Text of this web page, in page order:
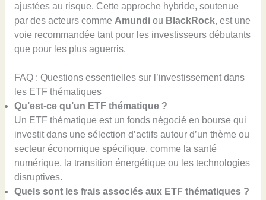
ajustées au risque. Cette approche hybride, soutenue
par des acteurs comme Amundiou BlackRock, est une
voie recommandée tant pour les investisseurs débutants
que pour les plus aguerris.
FAQ : Questions essentielles sur l’investissement dans
les ETF thématiques
Qu’est-ce qu’un ETF thématique ?
Un ETF thématique est un fonds négocié en bourse qui
investit dans une sélection d’actifs autour d’un thème ou
secteur économique spécifique, comme la santé
numérique, la transition énergétique ou les technologies
disruptives.
Quels sont les frais associés aux ETF thématiques ?